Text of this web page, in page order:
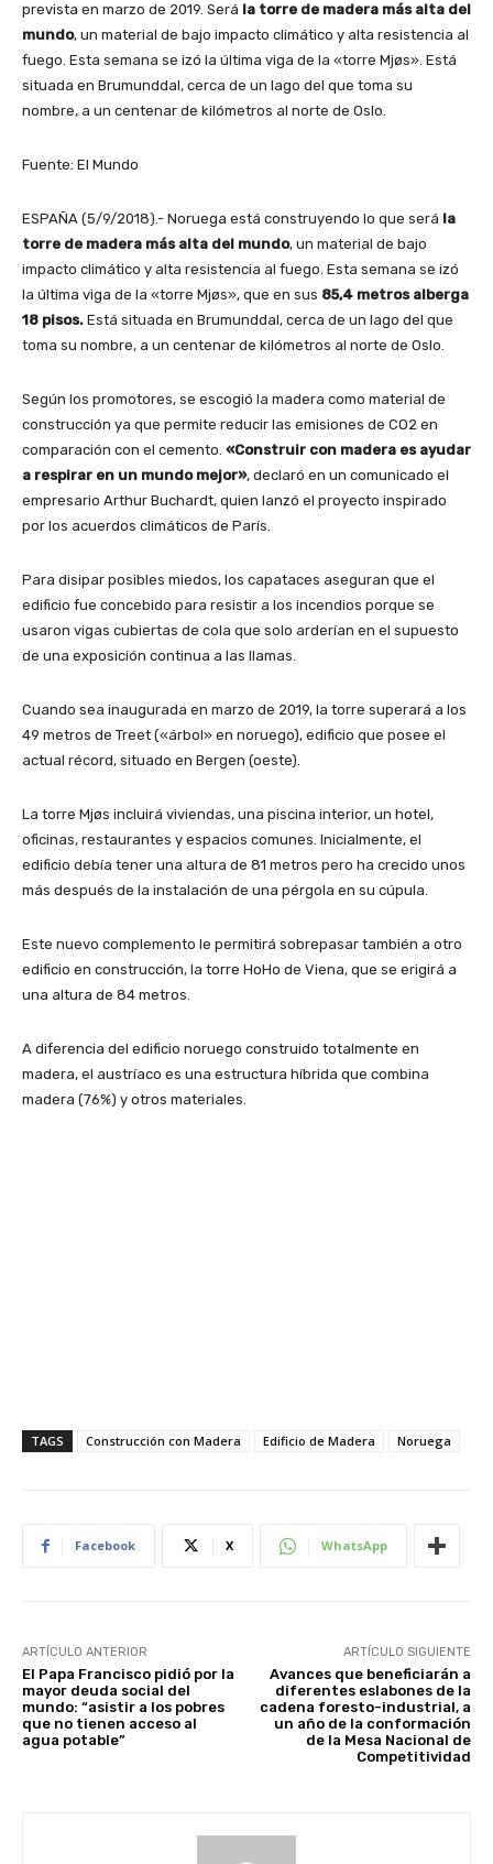
prevista en marzo de 2019. Será la torre de madera más alta del
mundo, un material de bajo impacto climático y alta resistencia al
fuego. Esta semana se izó la última viga de la «torre Mjøs». Está
situada en Brumunddal, cerca de un lago del que toma su
nombre, a un centenar de kilómetros al norte de Oslo.
Fuente: El Mundo
ESPAÑA (5/9/2018).- Noruega está construyendo lo que será la
torre de madera más alta del mundo, un material de bajo
impacto climático y alta resistencia al fuego. Esta semana se izó
la última viga de la «torre Mjøs», que en sus 85,4 metros alberga
18 pisos. Está situada en Brumunddal, cerca de un lago del que
toma su nombre, a un centenar de kilómetros al norte de Oslo.
Según los promotores, se escogió la madera como material de
construcción ya que permite reducir las emisiones de CO2 en
comparación con el cemento. «Construir con madera es ayudar
a respirar en un mundo mejor», declaró en un comunicado el
empresario Arthur Buchardt, quien lanzó el proyecto inspirado
por los acuerdos climáticos de París.
Para disipar posibles miedos, los capataces aseguran que el
edificio fue concebido para resistir a los incendios porque se
usaron vigas cubiertas de cola que solo arderían en el supuesto
de una exposición continua a las llamas.
Cuando sea inaugurada en marzo de 2019, la torre superará a los
49 metros de Treet («árbol» en noruego), edificio que posee el
actual récord, situado en Bergen (oeste).
La torre Mjøs incluirá viviendas, una piscina interior, un hotel,
oficinas, restaurantes y espacios comunes. Inicialmente, el
edificio debía tener una altura de 81 metros pero ha crecido unos
más después de la instalación de una pérgola en su cúpula.
Este nuevo complemento le permitirá sobrepasar también a otro
edificio en construcción, la torre HoHo de Viena, que se erigirá a
una altura de 84 metros.
A diferencia del edificio noruego construido totalmente en
madera, el austríaco es una estructura híbrida que combina
madera (76%) y otros materiales.
TAGS Construcción con Madera Edificio de Madera Noruega
Facebook X WhatsApp
ARTÍCULO ANTERIOR
El Papa Francisco pidió por la
mayor deuda social del
mundo: “asistir a los pobres
que no tienen acceso al
agua potable”
ARTÍCULO SIGUIENTE
Avances que beneficiarán a
diferentes eslabones de la
cadena foresto-industrial, a
un año de la conformación
de la Mesa Nacional de
Competitividad